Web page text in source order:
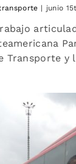
| junio
Transporte y